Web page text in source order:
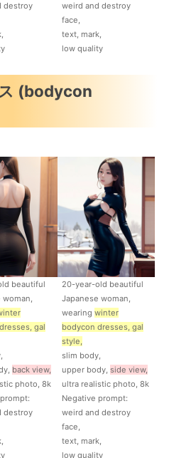
destroy
weird and destroy
face,
text, mark,
low quality
(bodycon
beautiful
woman,
gal
back view,
photo, 8k
destroy
20-year-old beautiful
Japanese woman,
wearing winter
bodycon dresses, gal
style,
slim body,
upper body, side view,
ultra realistic photo, 8k
Negative prompt:
weird and destroy
face,
text, mark,
low quality